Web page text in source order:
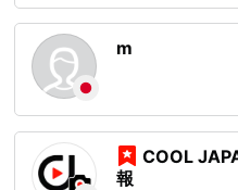
m
COOL
報